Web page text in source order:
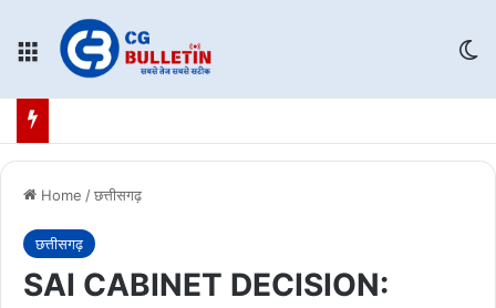
Menu
Home /छत्तीसगढ़
छत्तीसगढ़
SAI CABINET DECISION: